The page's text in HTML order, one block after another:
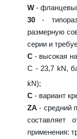
W -
30 -
размерную
серии и
C - высокая
C - 23,7 kN,
kN);
C - вариант
ZA - средний
составляет
применения: